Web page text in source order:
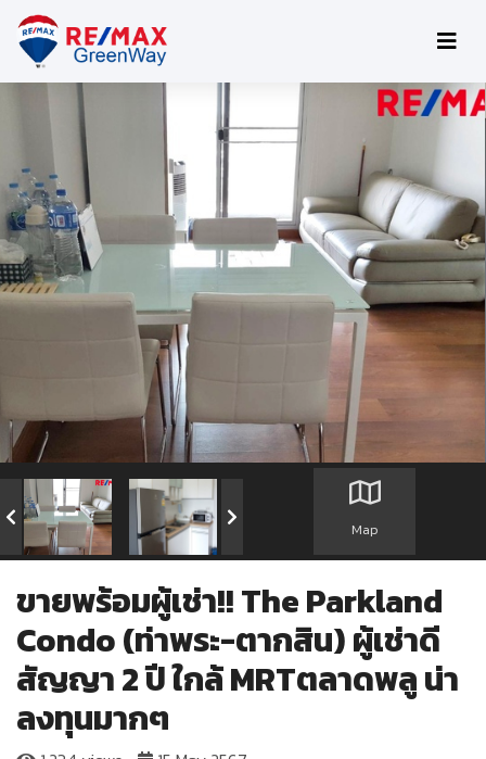
Map
ขายพร้อมผู้เช่า!! The Parkland
Condo (ท่าพระ-ตากสิน) ผู้เช่าดี
สัญญา 2 ปี ใกล้ MRTตลาดพลู น่า
ลงทุนมากๆ